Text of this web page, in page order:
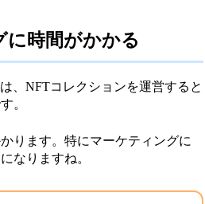
に時間がかかる
、NFTコレクションを運営すると
。
ります。特にマーケティングに
なりますね。